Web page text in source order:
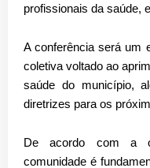
profissionais da saúde,
A conferência será um
coletiva voltado ao
saúde do município,
diretrizes para os
De acordo com a
comunidade é